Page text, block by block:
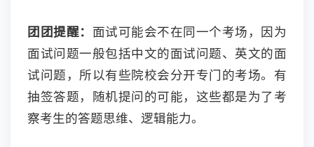
团团提醒： 面试可能会不在同一个考场，因为
面试问题一般包括中文的面试问题、英文的面
试问题，所以有些院校会分开专门的考场。有
抽签答题，随机提问的可能，这些都是为了考
察考生的答题思维、逻辑能力。